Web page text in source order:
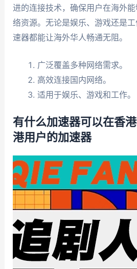
进的连接技术，确保用户在海外
络资源。无论是娱乐、游戏还是
速器都能让海外华人畅通无阻。
广泛覆盖多种网络需求。
高效连接国内网络。
适用于娱乐、游戏和工作。
有什么加速器可以在香
港用户的加速器